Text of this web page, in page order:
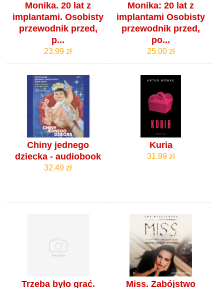
Monika. 20 lat z
implantami. Osobisty
przewodnik przed,
p...
23.99 zł
Monika: 20 lat z
implantami Osobisty
przewodnik przed,
po...
25.00 zł
Chiny jednego
dziecka - audiobook
32.49 zł
Kuria
31.99 zł
Trzeba było grać.
Miss. Zabójstwo